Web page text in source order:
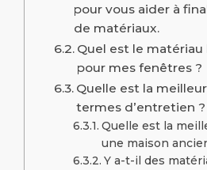
pour vous aider à
de matériaux.
Quel est le matériau
pour mes fenêtres ?
Quelle est la
termes d’entretien ?
Quelle est la
une maison
Y a-t-il des